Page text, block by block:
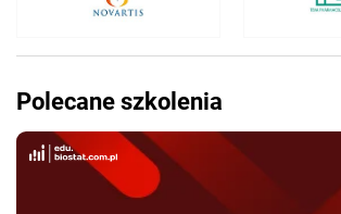
Polecane szkolenia